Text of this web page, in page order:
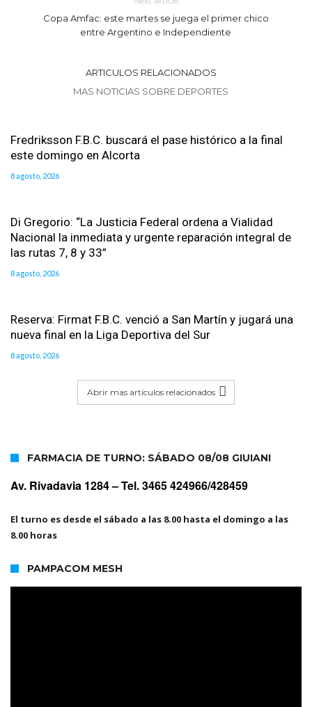
Copa Amfac: este martes se juega el primer chico
entre Argentino e Independiente
ARTICULOS RELACIONADOS
MAS NOTICIAS SOBRE DEPORTES
Fredriksson F.B.C. buscará el pase histórico a la final
este domingo en Alcorta
8 agosto, 2026
Di Gregorio: “La Justicia Federal ordena a Vialidad
Nacional la inmediata y urgente reparación integral de
las rutas 7, 8 y 33”
8 agosto, 2026
Reserva: Firmat F.B.C. venció a San Martín y jugará una
nueva final en la Liga Deportiva del Sur
8 agosto, 2026
Abrir mas artículos relacionados
FARMACIA DE TURNO: SÁBADO 08/08 GIUIANI
Av. Rivadavia 1284 –Tel. 3465 424966/428459
El turno es desde el sábado a las 8.00 hasta el domingo a las
8.00 horas
PAMPACOM MESH